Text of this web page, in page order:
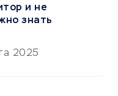
и не
знать
2025